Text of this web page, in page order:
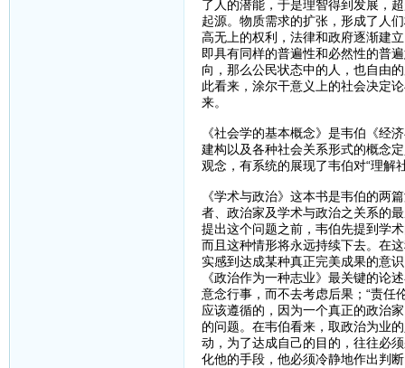
了人的潜能，于是理智得到发展，
起源。物质需求的扩张，形成了人
高无上的权利，法律和政府逐渐建
即具有同样的普遍性和必然性的普
向，那么公民状态中的人，也自由
此看来，涂尔干意义上的社会决定
来。
《社会学的基本概念》是韦伯《经
建构以及各种社会关系形式的概念
观念，有系统的展现了韦伯对“理解
《学术与政治》这本书是韦伯的两
者、政治家及学术与政治之关系的
提出这个问题之前，韦伯先提到学
而且这种情形将永远持续下去。在
实感到达成某种真正完美成果的意
《政治作为一种志业》最关键的论
意念行事，而不去考虑后果；“责任
应该遵循的，因为一个真正的政治
的问题。在韦伯看来，取政治为业
动，为了达成自己的目的，往往必
化他的手段，他必须冷静地作出判